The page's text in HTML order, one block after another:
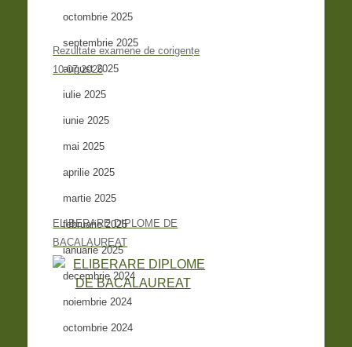
Rezultate examene de corigențe
10.07.2026
ELIBERARE DIPLOME DE
BACALAUREAT
octombrie 2025
septembrie 2025
august 2025
iulie 2025
iunie 2025
mai 2025
aprilie 2025
martie 2025
februarie 2025
ianuarie 2025
decembrie 2024
noiembrie 2024
octombrie 2024